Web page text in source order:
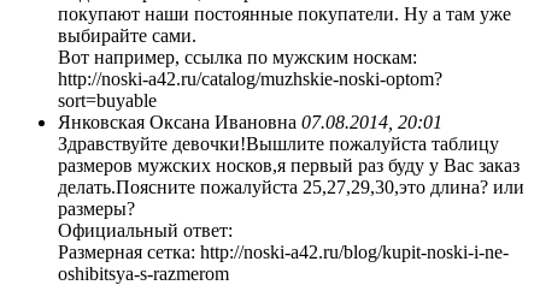
покупают наши постоянные покупатели. Ну а там уже
выбирайте сами.
Вот например, ссылка по мужским носкам:
http://noski-a42.ru/catalog/muzhskie-noski-optom?
sort=buyable
Янковская Оксана Ивановна 07.08.2014, 20:01
Здравствуйте девочки!Вышлите пожалуйста таблицу
размеров мужских носков,я первый раз буду у Вас заказ
делать.Поясните пожалуйста 25,27,29,30,это длина? или
размеры?
Официальный ответ:
Размерная сетка: http://noski-a42.ru/blog/kupit-noski-i-ne-
oshibitsya-s-razmerom